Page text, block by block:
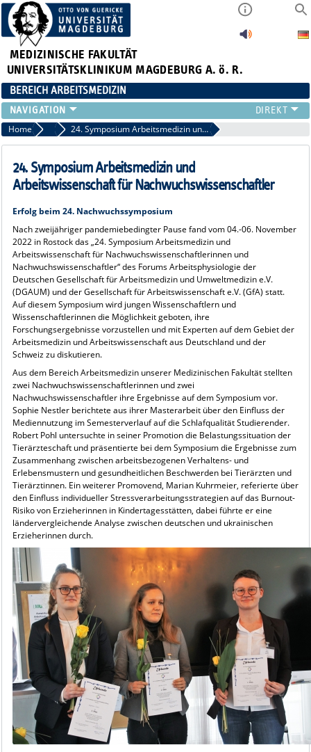
MEDIZINISCHE FAKULTÄT
UNIVERSITÄTSKLINIKUM MAGDEBURG A. ö. R.
BEREICH ARBEITSMEDIZIN
INSTITUT
TEAM
ARBEITSGRUPPEN
GERÄTEAUSSTATTUNG
FORSCHUNG
PUBLIKATIONEN
AKTUELLES
Home News aus der Arbeitsmedizin 24. Symposium Arbeitsmedizin und Arbeitswissenschaft für Nachwuchswissenschaftler
24. Symposium Arbeitsmedizin und
Arbeitswissenschaft für Nachwuchswissenschaftler
Erfolg beim 24. Nachwuchssymposium
Nach zweijähriger pandemiebedingter Pause fand vom 04.-06. November
2022 in Rostock das „24. Symposium Arbeitsmedizin und
Arbeitswissenschaft für Nachwuchswissenschaftlerinnen und
Nachwuchswissenschaftler“ des Forums Arbeitsphysiologie der
Deutschen Gesellschaft für Arbeitsmedizin und Umweltmedizin e.V.
(DGAUM) und der Gesellschaft für Arbeitswissenschaft e.V. (GfA) statt.
Auf diesem Symposium wird jungen Wissenschaftlern und
Wissenschaftlerinnen die Möglichkeit geboten, ihre
Forschungsergebnisse vorzustellen und mit Experten auf dem Gebiet der
Arbeitsmedizin und Arbeitswissenschaft aus Deutschland und der
Schweiz zu diskutieren.
Aus dem Bereich Arbeitsmedizin unserer Medizinischen Fakultät stellten
zwei Nachwuchswissenschaftlerinnen und zwei
Nachwuchswissenschaftler ihre Ergebnisse auf dem Symposium vor.
Sophie Nestler berichtete aus ihrer Masterarbeit über den Einfluss der
Mediennutzung im Semesterverlauf auf die Schlafqualität Studierender.
Robert Pohl untersuchte in seiner Promotion die Belastungssituation der
Tierärzteschaft und präsentierte bei dem Symposium die Ergebnisse zum
Zusammenhang zwischen arbeitsbezogenen Verhaltens- und
Erlebensmustern und gesundheitlichen Beschwerden bei Tierärzten und
Tierärztinnen. Ein weiterer Promovend, Marian Kuhrmeier, referierte über
den Einfluss individueller Stressverarbeitungsstrategien auf das Burnout-
Risiko von Erzieherinnen in Kindertagesstätten, dabei führte er eine
ländervergleichende Analyse zwischen deutschen und ukrainischen
Erzieherinnen durch.